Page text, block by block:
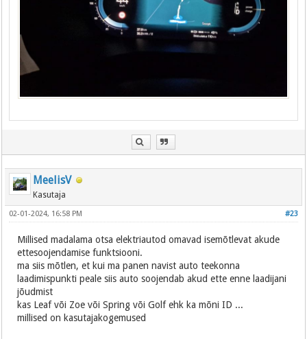
MeelisV
Kasutaja
#23
02-01-2024, 16:58 PM
Millised madalama otsa elektriautod omavad isemõtlevat akude
ettesoojendamise funktsiooni.
ma siis mõtlen, et kui ma panen navist auto teekonna
laadimispunkti peale siis auto soojendab akud ette enne laadijani
jõudmist
kas Leaf või Zoe või Spring või Golf ehk ka mõni ID ...
millised on kasutajakogemused